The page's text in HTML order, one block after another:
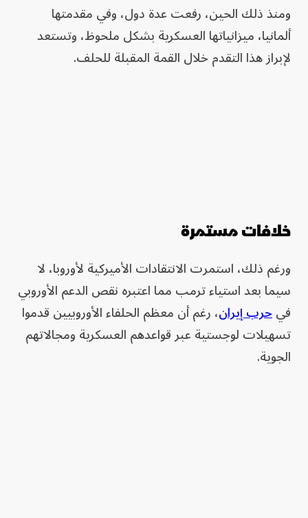
ومنذ ذلك الحين، رفعت عدة دول، وفي مقدمتها
ألمانيا، ميزانياتها العسكرية بشكل ملحوظ، وتستعد
لإبراز هذا التقدم خلال القمة المقبلة للحلف.
خلافات مستمرة
ورغم ذلك، استمرت الانتقادات الأميركية لأوروبا، لا
سيما بعد استياء ترمب مما اعتبره نقص الدعم الأوروبي
فيحرب إيران، رغم أن معظم الحلفاء الأوروبيين قدموا
تسهيلات لوجستية عبر قواعدهم العسكرية ومجالاتهم
الجوية.